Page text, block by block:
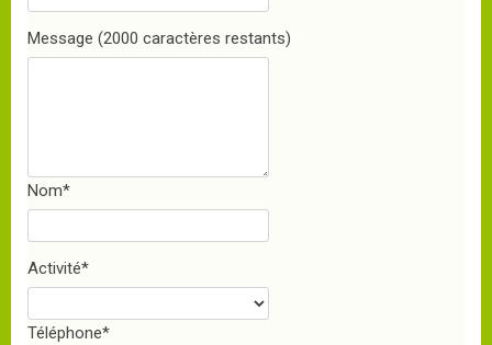
Message (2000 caractères restants)
Nom*
Activité*
Téléphone*